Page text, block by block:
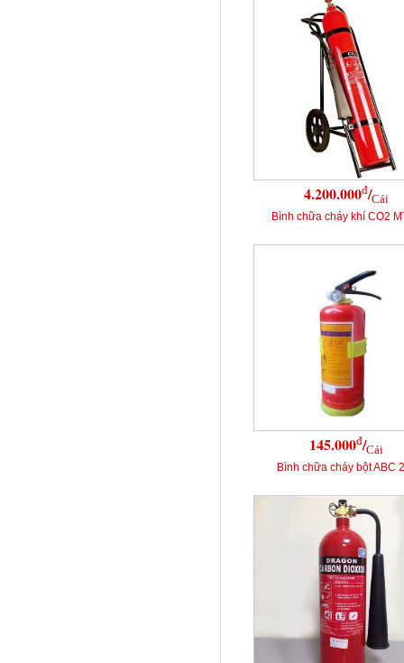
4.200.000đ/Cái
Bình chữa cháy khí CO2
145.000đ/Cái
Bình chữa cháy bột ABC